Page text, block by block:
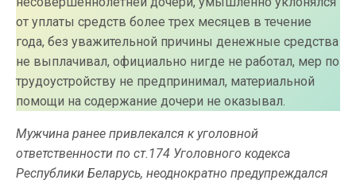
от уплаты средств более трех месяцев в течение
года, без уважительной причины денежные средства
не выплачивал, официально нигде не работал, мер по
трудоустройству не предпринимал, материальной
помощи на содержание дочери не оказывал.
Мужчина ранее привлекался к уголовной
ответственности по ст.174 Уголовного кодекса
Республики Беларусь, неоднократно предупреждался